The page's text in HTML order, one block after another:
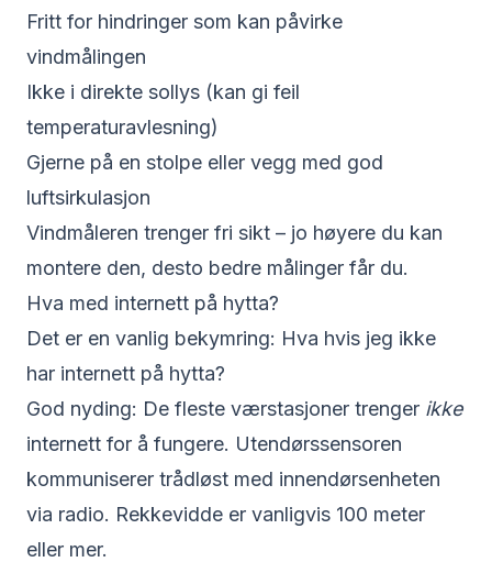
Fritt for hindringer som kan påvirke
vindmålingen
Ikke i direkte sollys (kan gi feil
temperaturavlesning)
Gjerne på en stolpe eller vegg med god
luftsirkulasjon
Vindmåleren trenger fri sikt – jo høyere du kan
montere den, desto bedre målinger får du.
Hva med internett på hytta?
Det er en vanlig bekymring: Hva hvis jeg ikke
har internett på hytta?
God nyding: De fleste værstasjoner trenger ikke
internett for å fungere. Utendørssensoren
kommuniserer trådløst med innendørsenheten
via radio. Rekkevidde er vanligvis 100 meter
eller mer.